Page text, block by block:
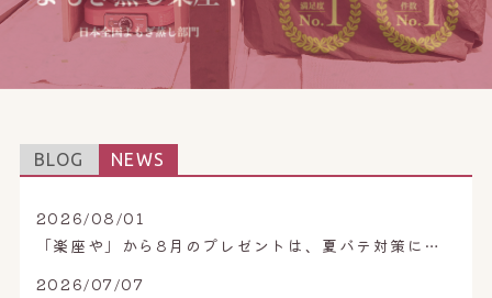
BLOG NEWS
2026/08/01
「楽座や」から8月のプレゼントは、夏バテ対策におすすめなレモン漢方。
2026/07/07